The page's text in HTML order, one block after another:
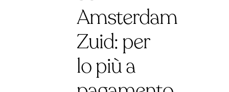
Amsterdam
Zuid: per
lo più a